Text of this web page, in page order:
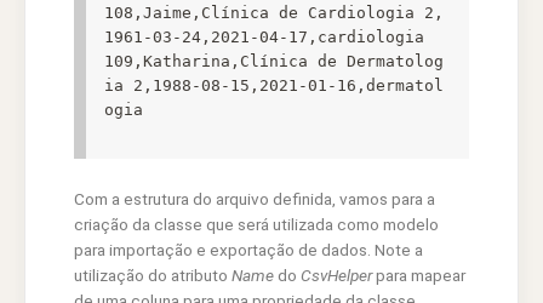
108,Jaime,Clínica de Cardiologia 2,
1961-03-24,2021-04-17,cardiologia
109,Katharina,Clínica de Dermatolog
ia 2,1988-08-15,2021-01-16,dermatol
ogia
Com a estrutura do arquivo definida, vamos para a
criação da classe que será utilizada como modelo
para importação e exportação de dados. Note a
utilização do atributo Namedo CsvHelperpara mapear